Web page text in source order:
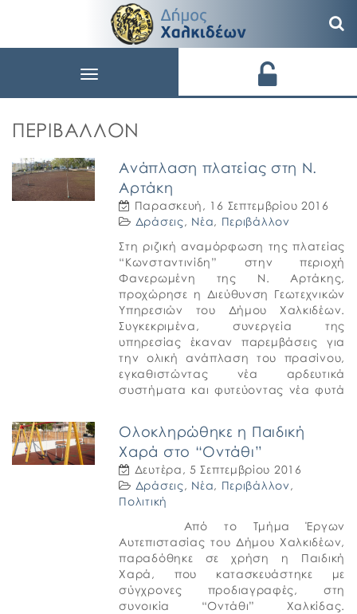
Toggle
ΠΕΡΙΒΆΛΛΟΝ
Ανάπλαση πλατείας στη Ν.
Αρτάκη
Παρασκευή, 16 Σεπτεμβρίου 2016
Δράσεις, Νέα, Περιβάλλον
Στη ριζική αναμόρφωση της πλατείας
“Κωνσταντινίδη” στην περιοχή
Φανερωμένη της Ν. Αρτάκης,
προχώρησε η Διεύθυνση Γεωτεχνικών
Υπηρεσιών του Δήμου Χαλκιδέων.
Συγκεκριμένα, συνεργεία της
υπηρεσίας έκαναν παρεμβάσεις για
την ολική ανάπλαση του πρασίνου,
εγκαθιστώντας νέα αρδευτικά
συστήματα και φυτεύοντας νέα φυτά
φυτεύτηκε γκαζόν.
Ολοκληρώθηκε η Παιδική
Χαρά στο “Οντάθι”
Δευτέρα, 5 Σεπτεμβρίου 2016
Δράσεις, Νέα, Περιβάλλον ,
Πολιτική
Από το Τμήμα Έργων
Αυτεπιστασίας του Δήμου Χαλκιδέων,
παραδόθηκε σε χρήση η Παιδική
Χαρά, που κατασκευάστηκε με
σύγχρονες προδιαγραφές, στη
συνοικία “Οντάθι” Χαλκίδας.